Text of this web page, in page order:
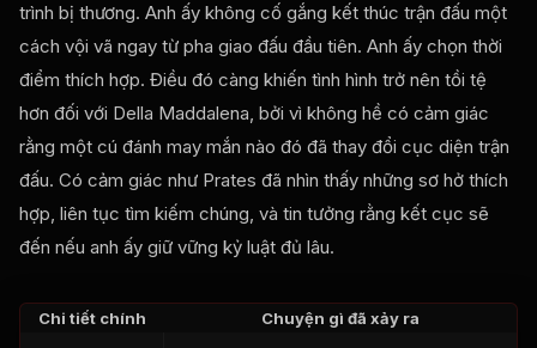
trình bị thương. Anh ấy không cố gắng kết thúc trận đấu một
cách vội vã ngay từ pha giao đấu đầu tiên. Anh ấy chọn thời
điểm thích hợp. Điều đó càng khiến tình hình trở nên tồi tệ
hơn đối với Della Maddalena, bởi vì không hề có cảm giác
rằng một cú đánh may mắn nào đó đã thay đổi cục diện trận
đấu. Có cảm giác như Prates đã nhìn thấy những sơ hở thích
hợp, liên tục tìm kiếm chúng, và tin tưởng rằng kết cục sẽ
đến nếu anh ấy giữ vững kỷ luật đủ lâu.
Chi tiết chính Chuyện gì đã xảy ra